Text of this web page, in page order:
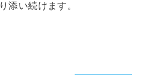
添い続けます。